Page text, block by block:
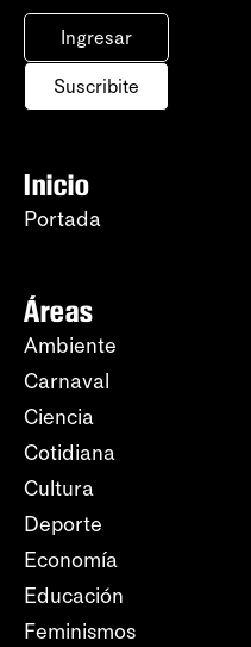
Ingresar
Suscribite
Inicio
Portada
Áreas
Ambiente
Carnaval
Ciencia
Cotidiana
Cultura
Deporte
Economía
Educación
Feminismos